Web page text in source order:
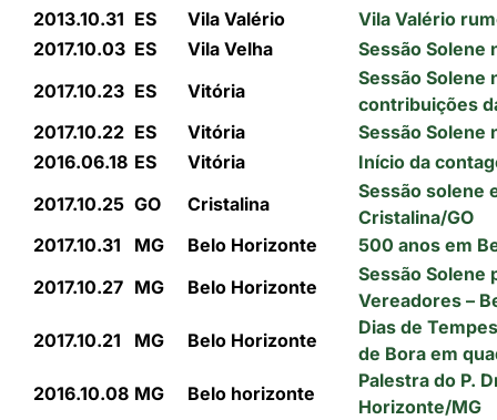
2013.10.31 ES Vila Valério
Vila Valério
2017.10.03 ES Vila Velha
Sessão Solene
2017.10.23 ES Vitória
Sessão Solene
contribuições
2017.10.22 ES Vitória
Sessão Solene
2016.06.18 ES Vitória
Início da
2017.10.25 GO Cristalina
Sessão solene
Cristalina/GO
2017.10.31
MG Belo Horizonte
500 anos em
2017.10.27 MG Belo Horizonte
Sessão Solene
Vereadores –
2017.10.21
MG Belo Horizonte
Dias de
de Bora em
2016.10.08 MG Belo horizonte
Palestra do P.
Horizonte/MG